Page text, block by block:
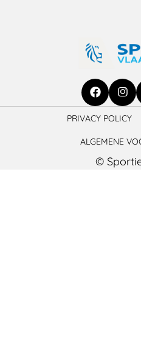
Ga
Facebook
Ga
PRIVACY POLICY
ALGEMENE
©